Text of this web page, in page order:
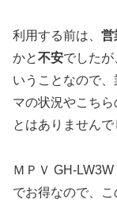
利用する前は、 営
かと不安でした
いうことなので
マの状況やこち
とはありませんで
ＭＰＶ GH-
でお得なので、こ